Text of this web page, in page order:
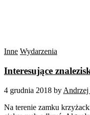
Inne Wydarzenia
Interesujące
4 grudnia 2018 by Andrzej
Na terenie zamku